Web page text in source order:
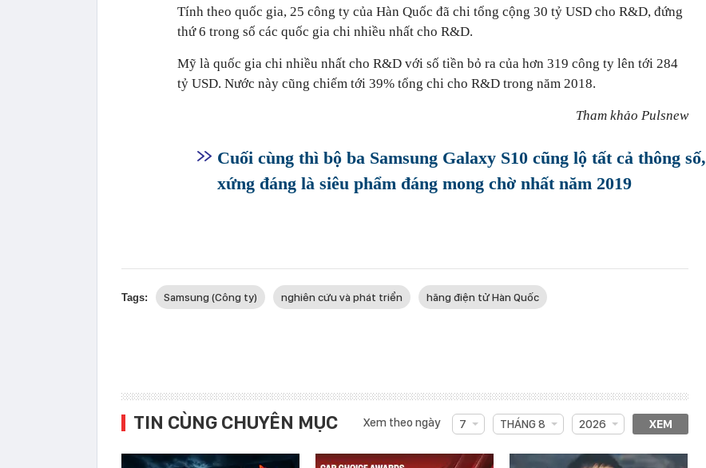
Tính theo quốc gia, 25 công ty của Hàn Quốc đã chi tổng cộng 30 tỷ USD cho R&D, đứng
thứ 6 trong số các quốc gia chi nhiều nhất cho R&D.
Mỹ là quốc gia chi nhiều nhất cho R&D với số tiền bỏ ra của hơn 319 công ty lên tới 284
tỷ USD. Nước này cũng chiếm tới 39% tổng chi cho R&D trong năm 2018.
Tham khảo Pulsnew
Cuối cùng thì bộ ba Samsung Galaxy S10 cũng lộ tất cả thông số,
xứng đáng là siêu phẩm đáng mong chờ nhất năm 2019
Tags: Samsung (Công ty) nghiên cứu và phát triển hãng điện tử Hàn Quốc
TIN CÙNG CHUYÊN MỤC Xem theo ngày 7 THÁNG 8 2026 XEM